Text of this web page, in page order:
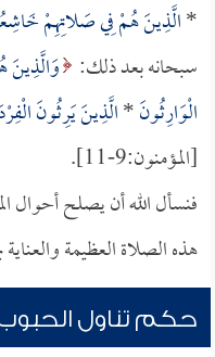
*الَّذِينَ هُمْ فِي صَلاتِهِمْ
سبحانه بعد ذلك: وَالَّذِينَ
الْوَارِثُونَ*الَّذِينَ يَرِثُونَ
[المؤمنون:9-11].
فنسأل الله أن يصلح أحوال
هذه الصلاة العظيمة
حكم تناول